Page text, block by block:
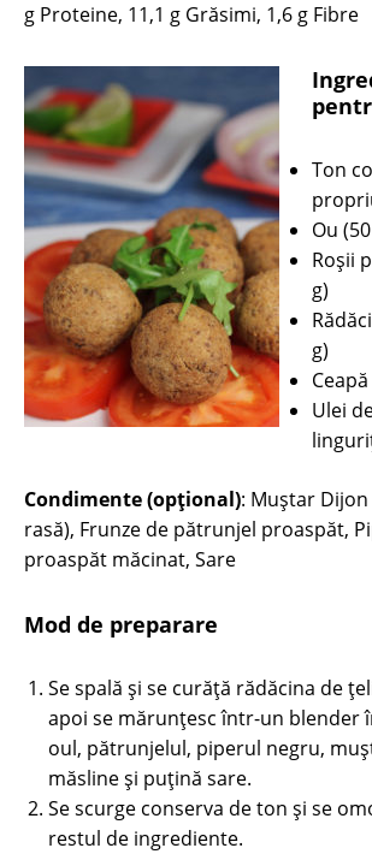
g Proteine, 11,1 g Grăsimi, 1,6 g Fibre
Ton
Ou
Roşii
g)
g)
Ulei
Condimente (opțional): Muştar
rasă), Frunze de pătrunjel proaspăt,
proaspăt măcinat, Sare
Mod de preparare
Se spală şi se curăţă rădăcina de
apoi se mărunţesc într-un blender
oul, pătrunjelul, piperul negru,
măsline şi puţină sare.
Se scurge conserva de ton şi se
restul de ingrediente.